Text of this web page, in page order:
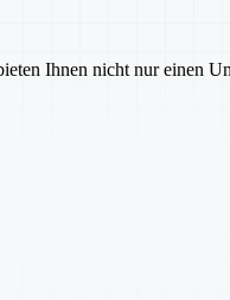
Ihnen nicht nur einen